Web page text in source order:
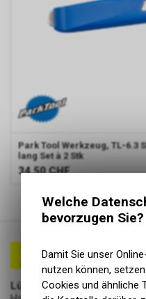
Park Tool Werkzeug, TL-6.3
lang Set à 2 Stk
34.50 CHF
Lüscher Motor- & Bike
Welche
bevorzugen Sie?
Damit Sie unser
nutzen können,
Cookies und ähnliche